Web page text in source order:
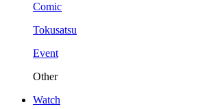
Comic
Tokusatsu
Event
Other
Watch